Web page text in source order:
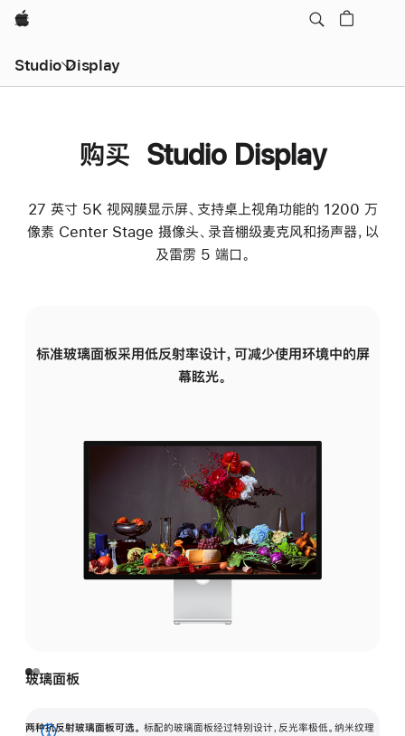
Apple
Studio Display
购买 Studio Display
27 英寸 5K 视网膜显示屏、支持桌上视角功能的 1200 万
像素 Center Stage 摄像头、录音棚级麦克风和扬声器，以
及雷雳 5 端口。
标准玻璃面板采用低反射率设计，可减少使用环境中的屏
幕眩光。
玻璃面板
两种抗反射玻璃面板可选。 标配的玻璃面板经过特别设计，反光率极低。纳米纹理